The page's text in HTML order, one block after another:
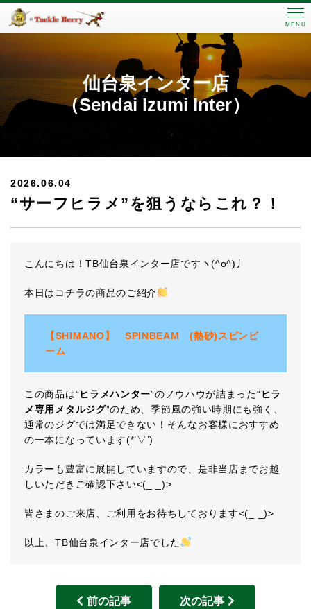
MENU
仙台泉インター店
（Sendai Izumi Inter）
2026.06.04
“サーフヒラメ”を狙うならこれ？！
こんにちは！TB仙台泉インター店ですヽ(^o^)丿
本日はコチラの商品のご紹介
【SHIMANO】 SPINBEAM (熱砂)スピンビ
ーム
この商品は“ヒラメハンター”のノウハウが詰まった“ヒラ
メ専用メタルジグ”のため、季節風の強い時期にも強く、
通常のジグでは満足できない！そんなお客様におすすめ
の一本になっています(*’▽’)
カラーも豊富に展開していますので、是非当店までお越
しいただきご確認下さい<(_ _)>
皆さまのご来店、ご利用をお待ちしております<(_ _)>
以上、TB仙台泉インター店でした
前の記事 次の記事